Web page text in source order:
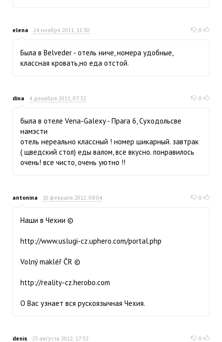
elena 24 ноября 2011, 11:30 0
Была в Belveder - отель ниче, номера удобные,
классная кровать,но еда отстой.
dina 4 декабря 2011, 07:32 0
была в отеле Vena-Galexy - Прага 6, Суходольсве
намэсти
отель нереально классный ! номер шикарный. завтрак
( щведский стол) еды валом, все вкусно. понравилось
очень! все чисто, очень уютно !!
antonina 10 февраля 2012, 08:04 0
Наши в Чехии ©
http://www.uslugi-cz.uphero.com/portal.php
Volný makléř ČR ©
http://reality-cz.herobo.com
О Вас узнает вся рускоязычная Чехия.
denis 25 августа 2012, 17:52 0